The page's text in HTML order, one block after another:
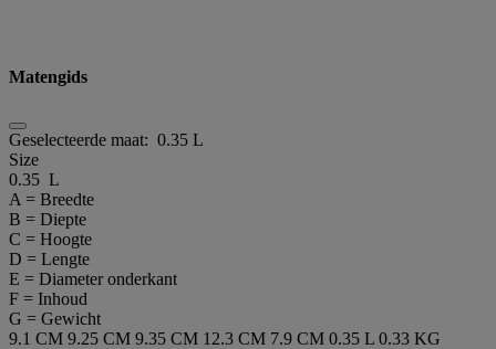
Matengids
Geselecteerde maat: 0.35 L
Size
0.35 L
A = Breedte
B = Diepte
C = Hoogte
D = Lengte
E = Diameter onderkant
F = Inhoud
G = Gewicht
9.1 CM 9.25 CM 9.35 CM 12.3 CM 7.9 CM 0.35 L 0.33 KG